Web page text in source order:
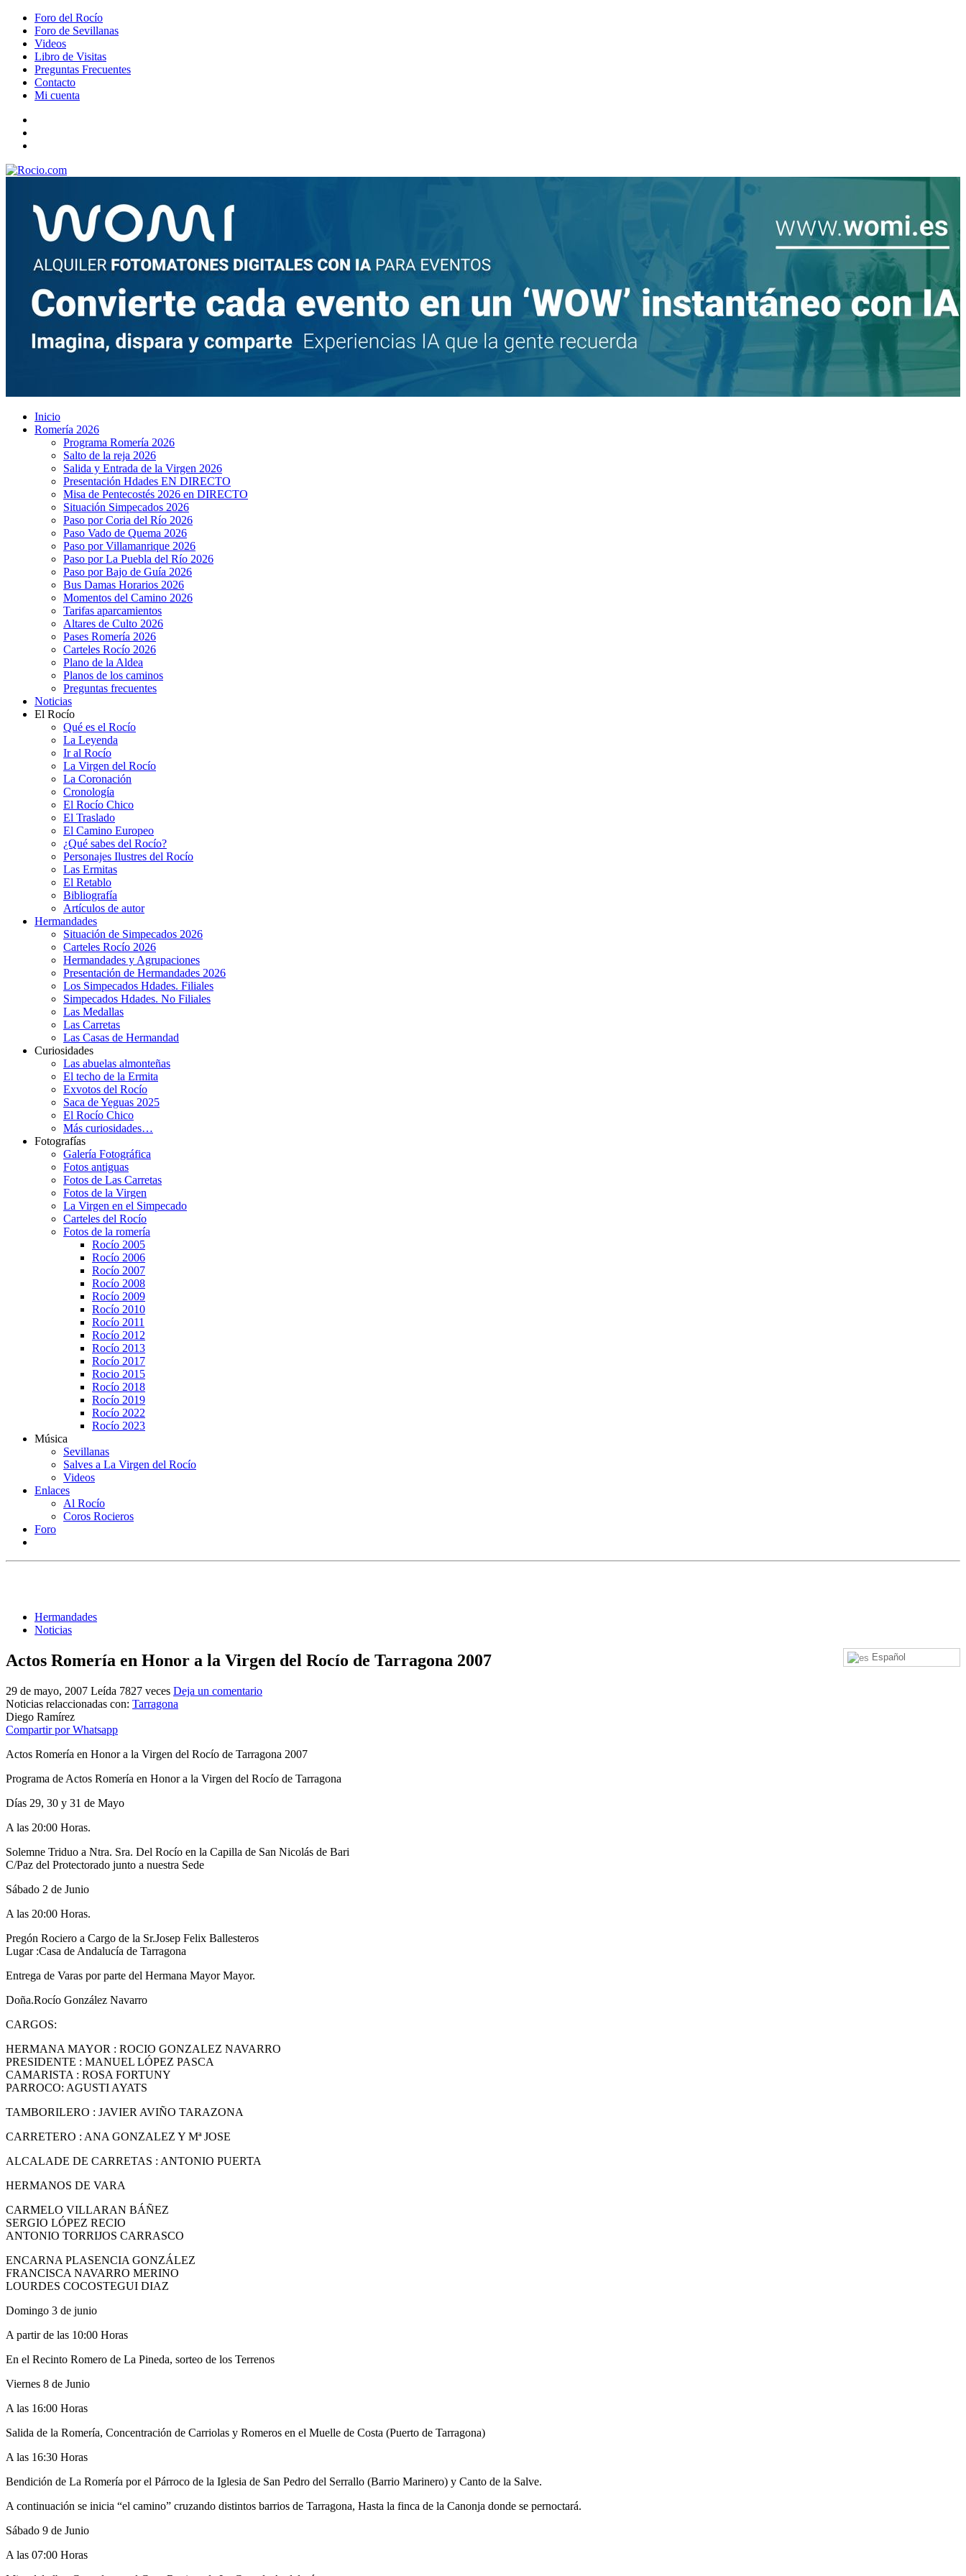
Foro del Rocío
Foro de Sevillanas
Videos
Libro de Visitas
Preguntas Frecuentes
Contacto
Mi cuenta
Inicio
Romería 2026
Programa Romería 2026
Salto de la reja 2026
Salida y Entrada de la Virgen 2026
Presentación Hdades EN DIRECTO
Misa de Pentecostés 2026 en DIRECTO
Situación Simpecados 2026
Paso por Coria del Río 2026
Paso Vado de Quema 2026
Paso por Villamanrique 2026
Paso por La Puebla del Río 2026
Paso por Bajo de Guía 2026
Bus Damas Horarios 2026
Momentos del Camino 2026
Tarifas aparcamientos
Altares de Culto 2026
Pases Romería 2026
Carteles Rocío 2026
Plano de la Aldea
Planos de los caminos
Preguntas frecuentes
Noticias
El Rocío
Qué es el Rocío
La Leyenda
Ir al Rocío
La Virgen del Rocío
La Coronación
Cronología
El Rocío Chico
El Traslado
El Camino Europeo
¿Qué sabes del Rocío?
Personajes Ilustres del Rocío
Las Ermitas
El Retablo
Bibliografía
Artículos de autor
Hermandades
Situación de Simpecados 2026
Carteles Rocío 2026
Hermandades y Agrupaciones
Presentación de Hermandades 2026
Los Simpecados Hdades. Filiales
Simpecados Hdades. No Filiales
Las Medallas
Las Carretas
Las Casas de Hermandad
Curiosidades
Las abuelas almonteñas
El techo de la Ermita
Exvotos del Rocío
Saca de Yeguas 2025
El Rocío Chico
Más curiosidades…
Fotografías
Galería Fotográfica
Fotos antiguas
Fotos de Las Carretas
Fotos de la Virgen
La Virgen en el Simpecado
Carteles del Rocío
Fotos de la romería
Rocío 2005
Rocío 2006
Rocío 2007
Rocío 2008
Rocío 2009
Rocío 2010
Rocío 2011
Rocío 2012
Rocío 2013
Rocío 2017
Rocio 2015
Rocío 2018
Rocío 2019
Rocío 2022
Rocío 2023
Música
Sevillanas
Salves a La Virgen del Rocío
Videos
Enlaces
Al Rocío
Coros Rocieros
Foro
Hermandades
Noticias
Español
Actos Romería en Honor a la Virgen del Rocío de Tarragona 2007
29 de mayo, 2007 Leída 7827 veces Deja un comentario
Noticias relaccionadas con: Tarragona
Diego Ramírez
Compartir por Whatsapp
Actos Romería en Honor a la Virgen del Rocío de Tarragona 2007
Programa de Actos Romería en Honor a la Virgen del Rocío de Tarragona
Días 29, 30 y 31 de Mayo
A las 20:00 Horas.
Solemne Triduo a Ntra. Sra. Del Rocío en la Capilla de San Nicolás de Bari
C/Paz del Protectorado junto a nuestra Sede
Sábado 2 de Junio
A las 20:00 Horas.
Pregón Rociero a Cargo de la Sr.Josep Felix Ballesteros
Lugar :Casa de Andalucía de Tarragona
Entrega de Varas por parte del Hermana Mayor Mayor.
Doña.Rocío González Navarro
CARGOS:
HERMANA MAYOR : ROCIO GONZALEZ NAVARRO
PRESIDENTE : MANUEL LÓPEZ PASCA
CAMARISTA : ROSA FORTUNY
PARROCO: AGUSTI AYATS
TAMBORILERO : JAVIER AVIÑO TARAZONA
CARRETERO : ANA GONZALEZ Y Mª JOSE
ALCALADE DE CARRETAS : ANTONIO PUERTA
HERMANOS DE VARA
CARMELO VILLARAN BÁÑEZ
SERGIO LÓPEZ RECIO
ANTONIO TORRIJOS CARRASCO
ENCARNA PLASENCIA GONZÁLEZ
FRANCISCA NAVARRO MERINO
LOURDES COCOSTEGUI DIAZ
Domingo 3 de junio
A partir de las 10:00 Horas
En el Recinto Romero de La Pineda, sorteo de los Terrenos
Viernes 8 de Junio
A las 16:00 Horas
Salida de la Romería, Concentración de Carriolas y Romeros en el Muelle de Costa (Puerto de Tarragona)
A las 16:30 Horas
Bendición de La Romería por el Párroco de la Iglesia de San Pedro del Serrallo (Barrio Marinero) y Canto de la Salve.
A continuación se inicia “el camino” cruzando distintos barrios de Tarragona, Hasta la finca de la Canonja donde se pernoctará.
Sábado 9 de Junio
A las 07:00 Horas